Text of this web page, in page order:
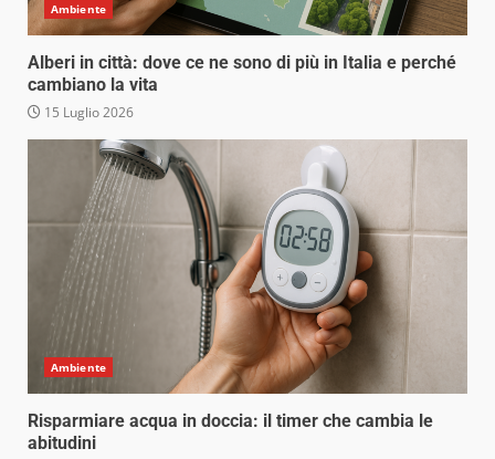
Ambiente
Alberi in città: dove ce ne sono di più in Italia e perché
cambiano la vita
15 Luglio 2026
Ambiente
Risparmiare acqua in doccia: il timer che cambia le
abitudini